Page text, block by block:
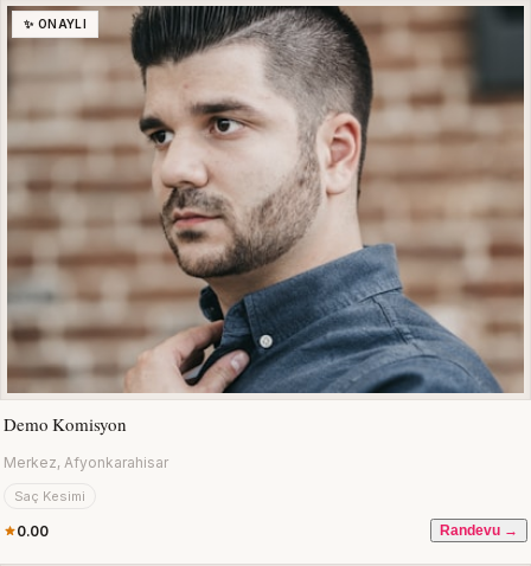
✨ ONAYLI
Demo Komisyon
Merkez, Afyonkarahisar
Saç Kesimi
0.00 Randevu →